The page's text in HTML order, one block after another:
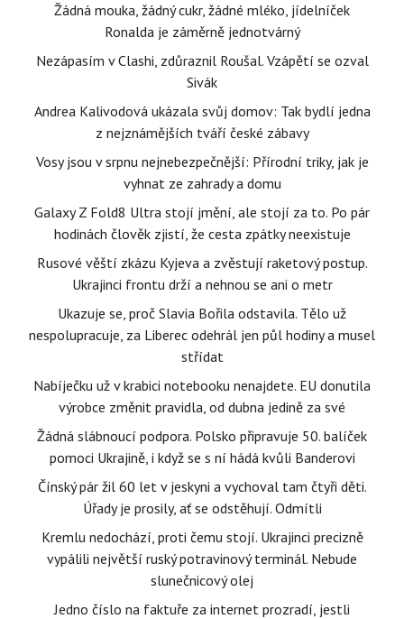
Žádná mouka, žádný cukr, žádné mléko, jídelníček
Ronalda je záměrně jednotvárný
Nezápasím v Clashi, zdůraznil Roušal. Vzápětí se ozval
Sivák
Andrea Kalivodová ukázala svůj domov: Tak bydlí jedna
z nejznámějších tváří české zábavy
Vosy jsou v srpnu nejnebezpečnější: Přírodní triky, jak je
vyhnat ze zahrady a domu
Galaxy Z Fold8 Ultra stojí jmění, ale stojí za to. Po pár
hodinách člověk zjistí, že cesta zpátky neexistuje
Rusové věští zkázu Kyjeva a zvěstují raketový postup.
Ukrajinci frontu drží a nehnou se ani o metr
Ukazuje se, proč Slavia Bořila odstavila. Tělo už
nespolupracuje, za Liberec odehrál jen půl hodiny a musel
střídat
Nabíječku už v krabici notebooku nenajdete. EU donutila
výrobce změnit pravidla, od dubna jedině za své
Žádná slábnoucí podpora. Polsko připravuje 50. balíček
pomoci Ukrajině, i když se s ní hádá kvůli Banderovi
Čínský pár žil 60 let v jeskyni a vychoval tam čtyři děti.
Úřady je prosily, ať se odstěhují. Odmítli
Kremlu nedochází, proti čemu stojí. Ukrajinci precizně
vypálili největší ruský potravinový terminál. Nebude
slunečnicový olej
Jedno číslo na faktuře za internet prozradí, jestli